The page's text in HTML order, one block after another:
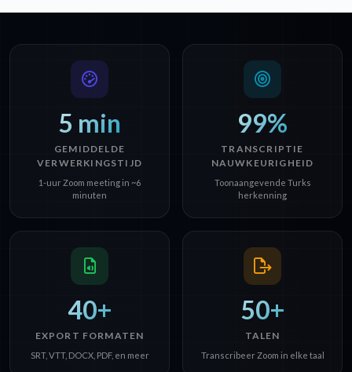
5 min
GEMIDDELDE
VERWERKINGSTIJD
1-uur Zoom meeting in ~6
minuten
99%
TRANSCRIPTIE
NAUWKEURIGHEID
Toonaangevende Turks
herkenning
40+
EXPORT FORMATEN
SRT, VTT, DOCX, PDF, en meer
50+
TALEN
Transcribeer Zoom in elke taal